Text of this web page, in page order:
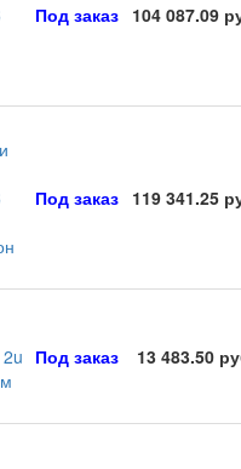
Под заказ 104 087.09
Под заказ 119 341.25
Под заказ 13 483.50